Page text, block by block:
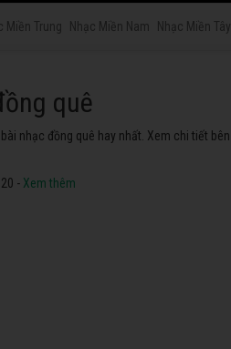
Miền Trung Nhạc Miền Nam Nhạc Miền Tây
nhạc thánh ca hay nhất. Không thể không
- Xem thêm